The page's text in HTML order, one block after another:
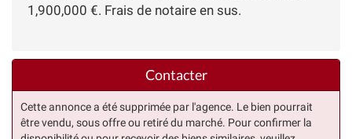
1,900,000 €. Frais de notaire en sus.
Contacter
Cette annonce a été supprimée par l'agence. Le bien pourrait
être vendu, sous offre ou retiré du marché. Pour confirmer la